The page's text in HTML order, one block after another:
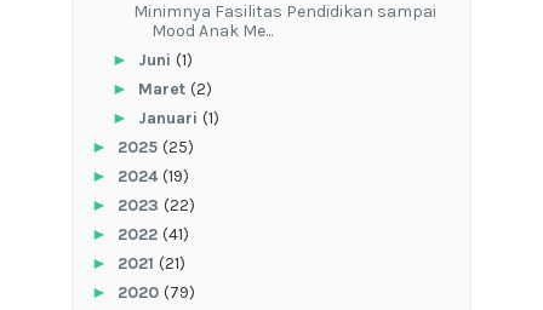
‎Minimnya Fasilitas Pendidikan sampai
Mood Anak Me...
► Juni (1)
► Maret (2)
► Januari (1)
► 2025 (25)
► 2024(19)
► 2023 (22)
► 2022 (41)
► 2021 (21)
► 2020 (79)